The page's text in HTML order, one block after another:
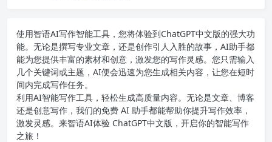
使用智语AI写作智能工具，您将体验到ChatGPT中文版的强大功
能。无论是撰写专业文章，还是创作引人入胜的故事，AI助手都
能为您提供丰富的素材和创意，激发您的写作灵感。您只需输入
几个关键词或主题，AI便会迅速为您生成相关内容，让您在短时
间内完成写作任务。
利用AI智能写作工具，轻松生成高质量内容。无论是文章、博客
还是创意写作，我们的免费 AI 助手都能帮助你提升写作效率，
激发灵感。来智语AI体验 ChatGPT中文版 ，开启你的智能写作
之旅！